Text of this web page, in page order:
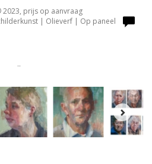
2023, prijs op aanvraag
| Olieverf | Op paneel
..